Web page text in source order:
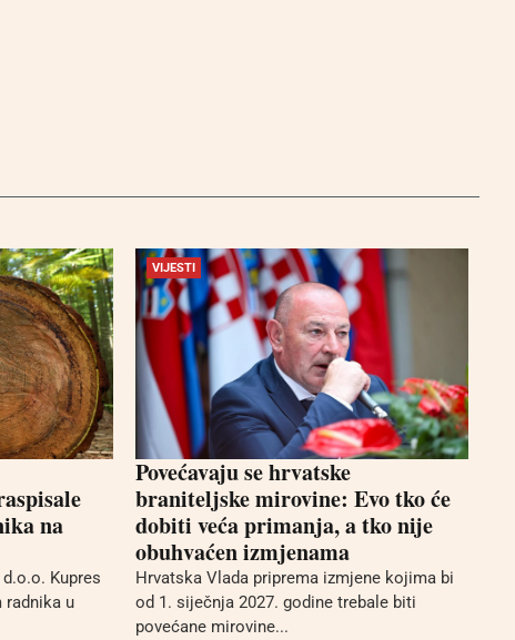
na
Kupres
radnika u
VIJESTI
Povećavaju se hrvatske
braniteljske mirovine: Evo tko će
dobiti veća primanja, a tko nije
obuhvaćen izmjenama
Hrvatska Vlada priprema izmjene kojima bi
od 1. siječnja 2027. godine trebale biti
povećane mirovine...